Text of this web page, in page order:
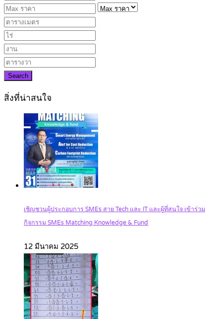
Search
สิ่งที่น่าสนใจ
เชิญชวนผู้ประกอบการ SMEs สาย Tech และ IT และผู้ที่สนใจ เข้าร่วม
กิจกรรม SMEs Matching Knowledge & Fund
12 มีนาคม 2025